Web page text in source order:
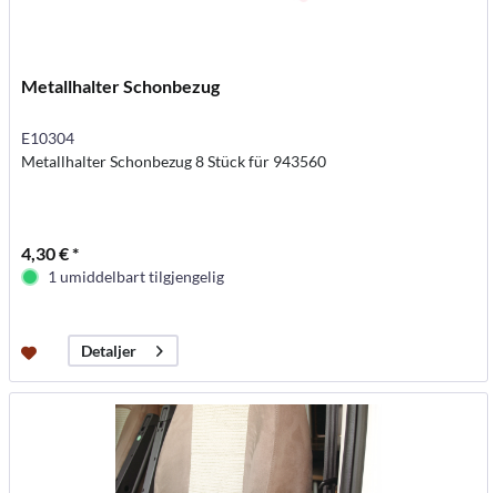
Metallhalter Schonbezug
E10304
Metallhalter Schonbezug 8 Stück für 943560
4,30 € *
1 umiddelbart tilgjengelig
Detaljer